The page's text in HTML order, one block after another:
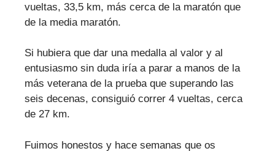
vueltas, 33,5 km, más cerca de la maratón que
de la media maratón.
Si hubiera que dar una medalla al valor y al
entusiasmo sin duda iría a parar a manos de la
más veterana de la prueba que superando las
seis decenas, consiguió correr 4 vueltas, cerca
de 27 km.
Fuimos honestos y hace semanas que os